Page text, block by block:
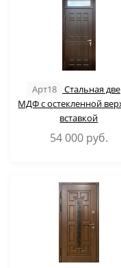
Арт18
Стальная
МДФ с остекленной
вставкой
54 000 руб.